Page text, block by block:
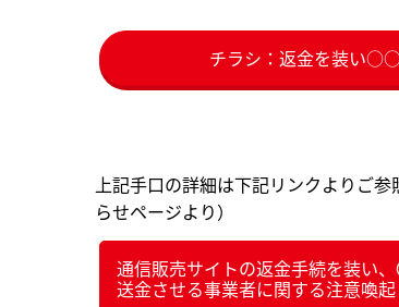
チラシ：返金を装い○○
上記手口の詳細は下記リンクよりご
らせページより）
通信販売サイトの返金手続を装い
送金させる事業者に関する注意喚起